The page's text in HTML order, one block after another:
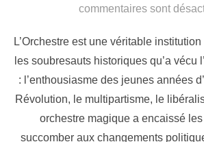
commentaires sont
L’Orchestre est une véritable
les soubresauts historiques qu’a vécu
: l’enthousiasme des jeunes années
Révolution, le multipartisme, le
orchestre magique a encaissé
succomber aux changements